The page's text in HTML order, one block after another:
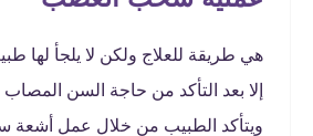
هي طريقة للعلاج ولكن لا يلجأ لها
إلا بعد التأكد من حاجة السن المصاب
ويتأكد الطبيب من خلال عمل أشعة